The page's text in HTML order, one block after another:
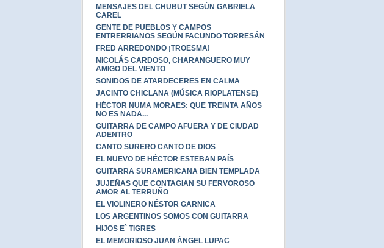
MENSAJES DEL CHUBUT SEGÚN GABRIELA
CAREL
GENTE DE PUEBLOS Y CAMPOS
ENTRERRIANOS SEGÚN FACUNDO TORRESÁN
FRED ARREDONDO ¡TROESMA!
NICOLÁS CARDOSO, CHARANGUERO MUY
AMIGO DEL VIENTO
SONIDOS DE ATARDECERES EN CALMA
JACINTO CHICLANA (MÚSICA RIOPLATENSE)
HÉCTOR NUMA MORAES: QUE TREINTA AÑOS
NO ES NADA...
GUITARRA DE CAMPO AFUERA Y DE CIUDAD
ADENTRO
CANTO SURERO CANTO DE DIOS
EL NUEVO DE HÉCTOR ESTEBAN PAÍS
GUITARRA SURAMERICANA BIEN TEMPLADA
JUJEÑAS QUE CONTAGIAN SU FERVOROSO
AMOR AL TERRUÑO
EL VIOLINERO NÉSTOR GARNICA
LOS ARGENTINOS SOMOS CON GUITARRA
HIJOS E` TIGRES
EL MEMORIOSO JUAN ÁNGEL LUPAC